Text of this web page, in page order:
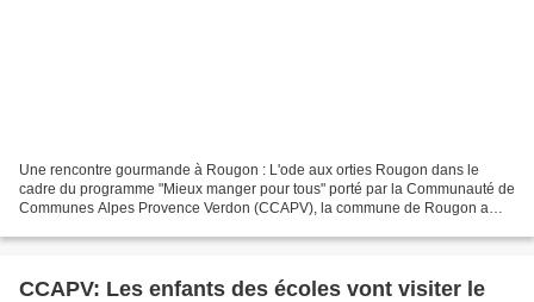
Une rencontre gourmande à Rougon : L'ode aux orties Rougon dans le
cadre du programme "Mieux manger pour tous" porté par la Communauté de
Communes Alpes Provence Verdon (CCAPV), la commune de Rougon a
CCAPV: Les enfants des écoles vont visiter le